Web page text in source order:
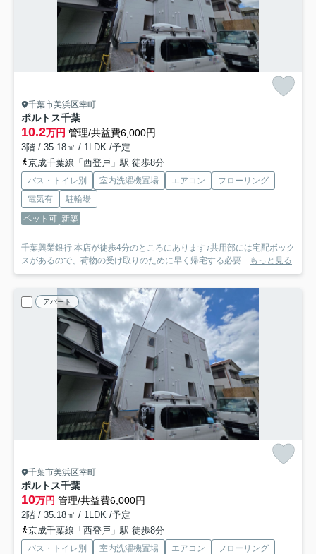
千葉市美浜区幸町
ポルトス千葉
10.2万円 管理/共益費6,000円
3階 / 35.18㎡ / 1LDK /予定
京成千葉線「西登戸」駅 徒歩8分
バス・トイレ別 室内洗濯機置場 エアコン
フローリング
電気有
駐輪場
ペット可 新築
千葉興業銀行 本店が徒歩4分のところにあります♪共用部には宅配ボック
スがあるので、荷物の受け取りのために早く帰宅する必要...
もっと見る
アパート
千葉市美浜区幸町
ポルトス千葉
10万円 管理/共益費6,000円
2階 / 35.18㎡ / 1LDK /予定
京成千葉線「西登戸」駅 徒歩8分
バス・トイレ別 室内洗濯機置場 エアコン
フローリング